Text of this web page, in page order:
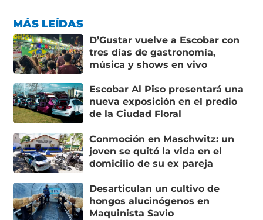
MÁS LEÍDAS
D’Gustar vuelve a Escobar con
tres días de gastronomía,
música y shows en vivo
Escobar Al Piso presentará una
nueva exposición en el predio
de la Ciudad Floral
Conmoción en Maschwitz: un
joven se quitó la vida en el
domicilio de su ex pareja
Desarticulan un cultivo de
hongos alucinógenos en
Maquinista Savio